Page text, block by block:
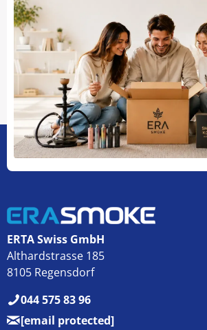
ERTA Swiss GmbH
Althardstrasse 185
8105 Regensdorf
044 575 83 96
[email protected]